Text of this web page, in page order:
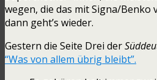
wegen, die das mit Signa/Benko
dann geht’s wieder.
Gestern die Seite Drei der
“Was von allem übrig bleibt”.